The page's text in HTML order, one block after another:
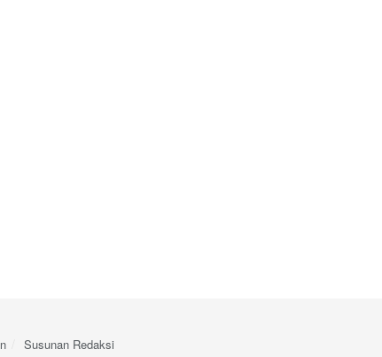
Susunan Redaksi